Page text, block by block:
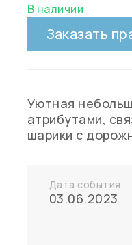
В наличии
Заказать
Уютная
атрибутами,
шарики с
Дата события
03.06.2023